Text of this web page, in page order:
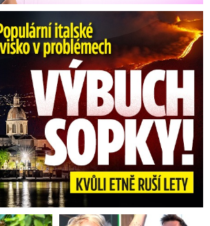
Etny: Ruší desítky letů